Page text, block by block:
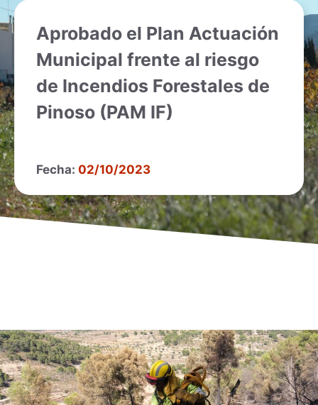
Aprobado el Plan Actuación
Municipal frente al riesgo
de Incendios Forestales de
Pinoso (PAM IF)
Fecha: 02/10/2023